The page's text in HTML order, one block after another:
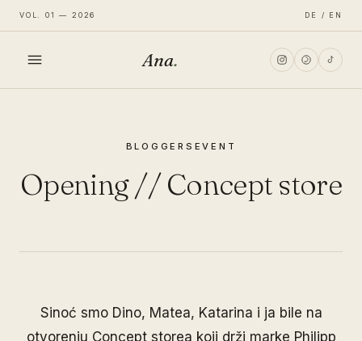
VOL. 01 — 2026 DE / EN
LIFESTYLE
Ana.
BLOGGERS EVENT
Opening // Concept store
Sinoć smo Dino, Matea, Katarina i ja bile na
otvorenju Concept storea koji drži marke Philipp